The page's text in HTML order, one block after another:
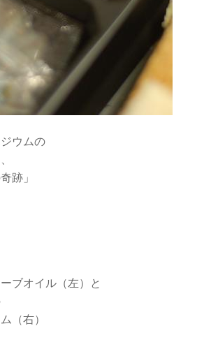
ウムの
跡」
ブオイル（左）と
（右）